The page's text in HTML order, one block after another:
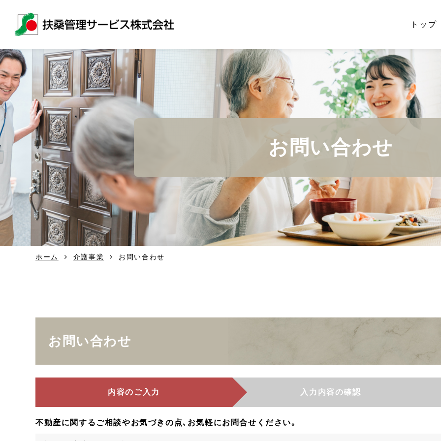
トップ
お問い合わせ
ホーム 介護事業 お問い合わせ
お問い合わせ
内容のご入力 入力内容の確認
不動産に関するご相談やお気づきの点､お気軽にお問合せください｡